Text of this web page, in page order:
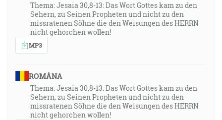
Thema: Jesaia 30,8-13: Das Wort Gottes kam zu den
Sehern, zu Seinen Propheten und nicht zu den
missratenen Söhne die den Weisungen des HERRN
nicht gehorchen wollen!
MP3
ROMÂNA
Thema: Jesaia 30,8-13: Das Wort Gottes kam zu den
Sehern, zu Seinen Propheten und nicht zu den
missratenen Söhne die den Weisungen des HERRN
nicht gehorchen wollen!